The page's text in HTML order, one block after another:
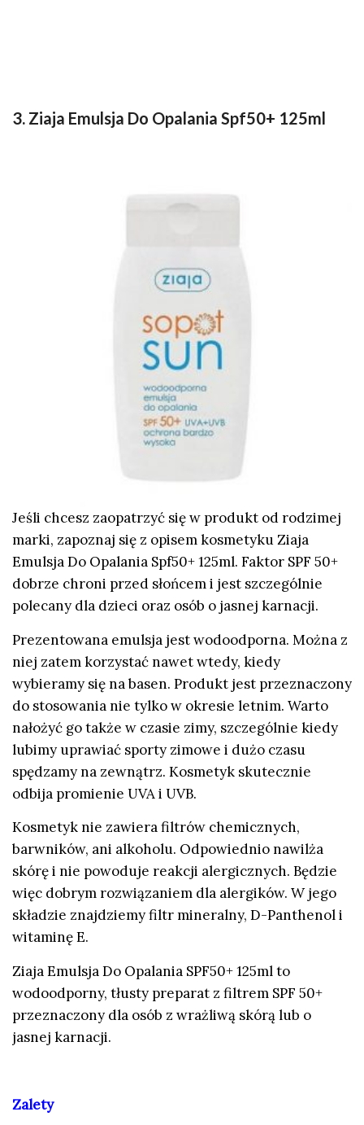
3. Ziaja Emulsja Do Opalania Spf50+ 125ml
Jeśli chcesz zaopatrzyć się w produkt od rodzimej
marki, zapoznaj się z opisem kosmetyku Ziaja
Emulsja Do Opalania Spf50+ 125ml. Faktor SPF 50+
dobrze chroni przed słońcem i jest szczególnie
polecany dla dzieci oraz osób o jasnej karnacji.
Prezentowana emulsja jest wodoodporna. Można z
niej zatem korzystać nawet wtedy, kiedy
wybieramy się na basen. Produkt jest przeznaczony
do stosowania nie tylko w okresie letnim. Warto
nałożyć go także w czasie zimy, szczególnie kiedy
lubimy uprawiać sporty zimowe i dużo czasu
spędzamy na zewnątrz. Kosmetyk skutecznie
odbija promienie UVA i UVB.
Kosmetyk nie zawiera filtrów chemicznych,
barwników, ani alkoholu. Odpowiednio nawilża
skórę i nie powoduje reakcji alergicznych. Będzie
więc dobrym rozwiązaniem dla alergików. W jego
składzie znajdziemy filtr mineralny, D-Panthenol i
witaminę E.
Ziaja Emulsja Do Opalania SPF50+ 125mlto
wodoodporny, tłusty preparat z filtrem SPF 50+
przeznaczony dla osób z wrażliwą skórą lub o
jasnej karnacji.
Zalety